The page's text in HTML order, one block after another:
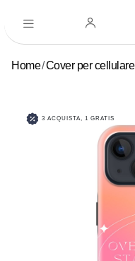
Home Cover per cellulare
3 ACQUISTA, 1 GRATIS